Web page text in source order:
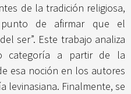
de la tradición religiosa,
de afirmar que el
ser”. Este trabajo analiza
categoría a partir de la
esa noción en los autores
levinasiana. Finalmente, se